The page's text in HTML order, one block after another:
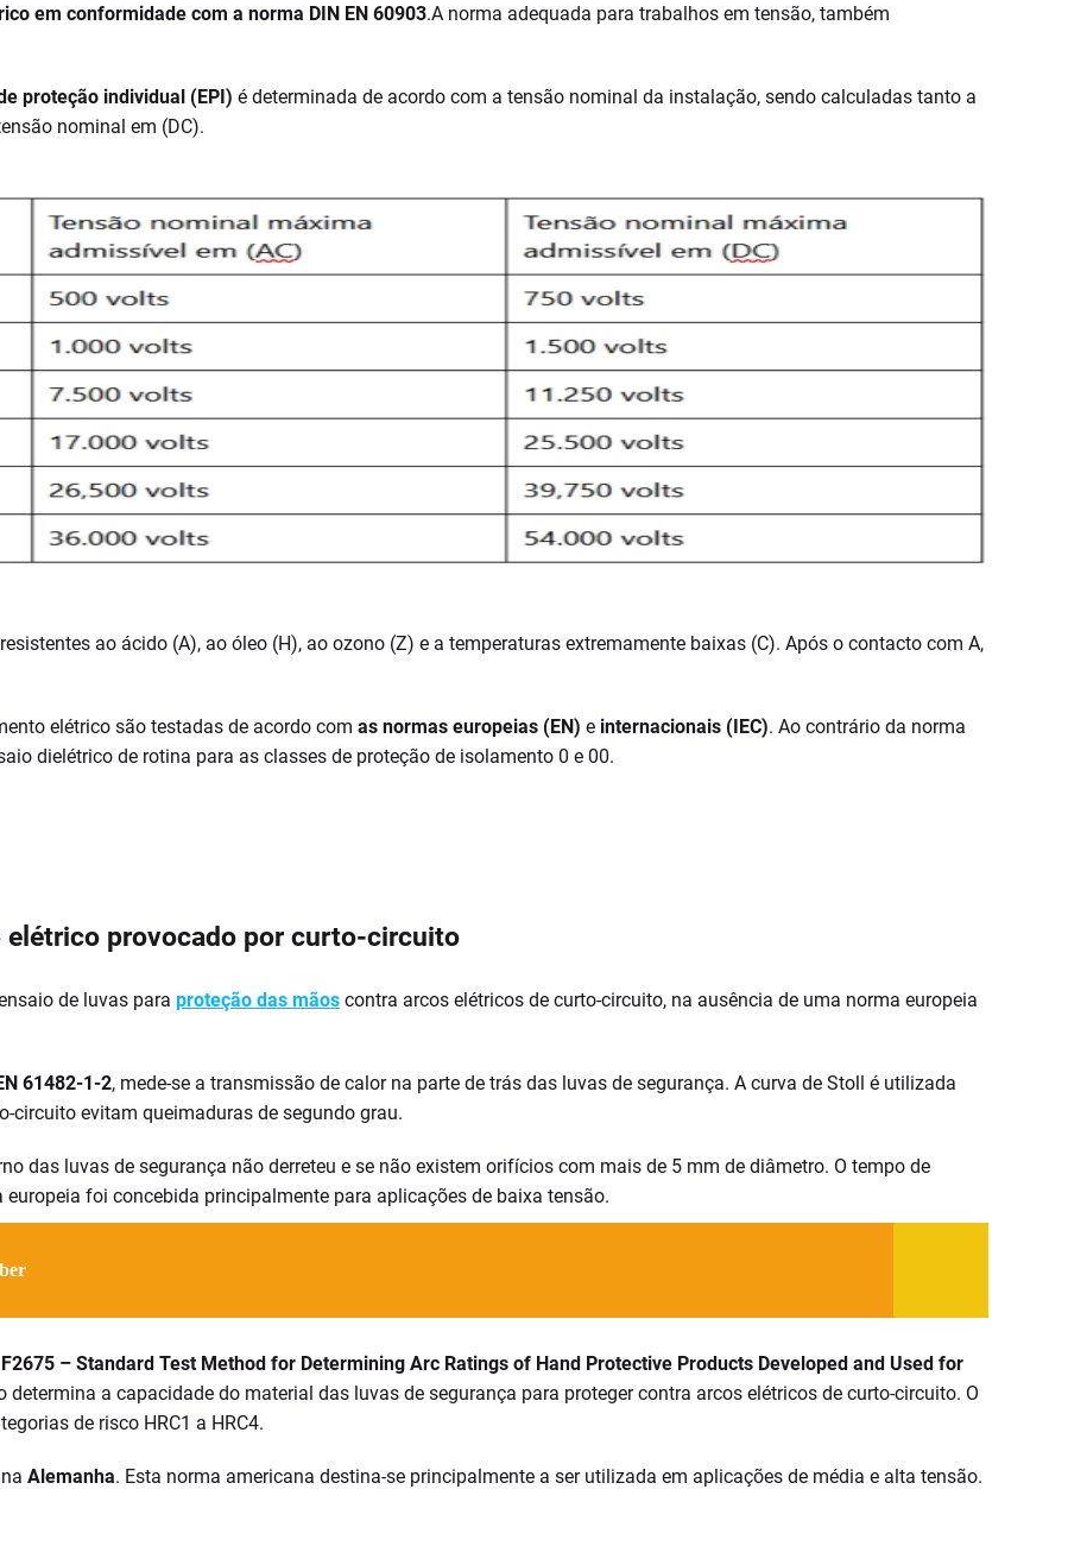
em conformidade com a norma DIN EN 60903.A norma adequada para trabalhos em tensão, também
proteção individual (EPI) é determinada de acordo com a tensão nominal da instalação, sendo calculadas tanto a
nominal em (DC).
ao ácido (A), ao óleo (H), ao ozono (Z) e a temperaturas extremamente baixas (C). Após o contacto com A,
elétrico são testadas de acordo comas normas europeias (EN) e internacionais (IEC). Ao contrário da norma
dielétrico de rotina para as classes de proteção de isolamento 0 e 00.
elétrico provocado por curto-circuito
de luvas paraproteção das mãos contra arcos elétricos de curto-circuito, na ausência de uma norma europeia
61482-1-2, mede-se a transmissão de calor na parte de trás das luvas de segurança. A curva de Stoll é utilizada
circuito evitam queimaduras de segundo grau.
das luvas de segurança não derreteu e se não existem orifícios com mais de 5 mm de diâmetro. O tempo de
foi concebida principalmente para aplicações de baixa tensão.
– Standard Test Method for Determining Arc Ratings of Hand Protective Products Developed and Used for
determina a capacidade do material das luvas de segurança para proteger contra arcos elétricos de curto-circuito. O
de risco HRC1 a HRC4.
naAlemanha. Esta norma americana destina-se principalmente a ser utilizada em aplicações de média e alta tensão.